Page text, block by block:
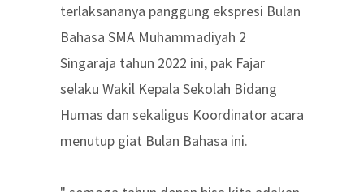
terlaksananya panggung ekspresi Bulan
Bahasa SMA Muhammadiyah 2
Singaraja tahun 2022 ini, pak Fajar
selaku Wakil Kepala Sekolah Bidang
Humas dan sekaligus Koordinator acara
menutup giat Bulan Bahasa ini.